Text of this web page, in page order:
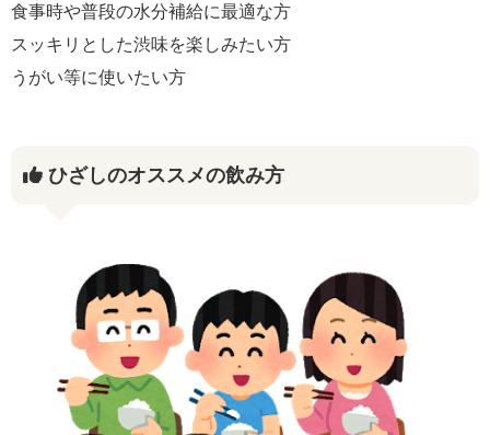
食事時や普段の水分補給に最適な方
スッキリとした渋味を楽しみたい方
うがい等に使いたい方
ひざしのオススメの飲み方